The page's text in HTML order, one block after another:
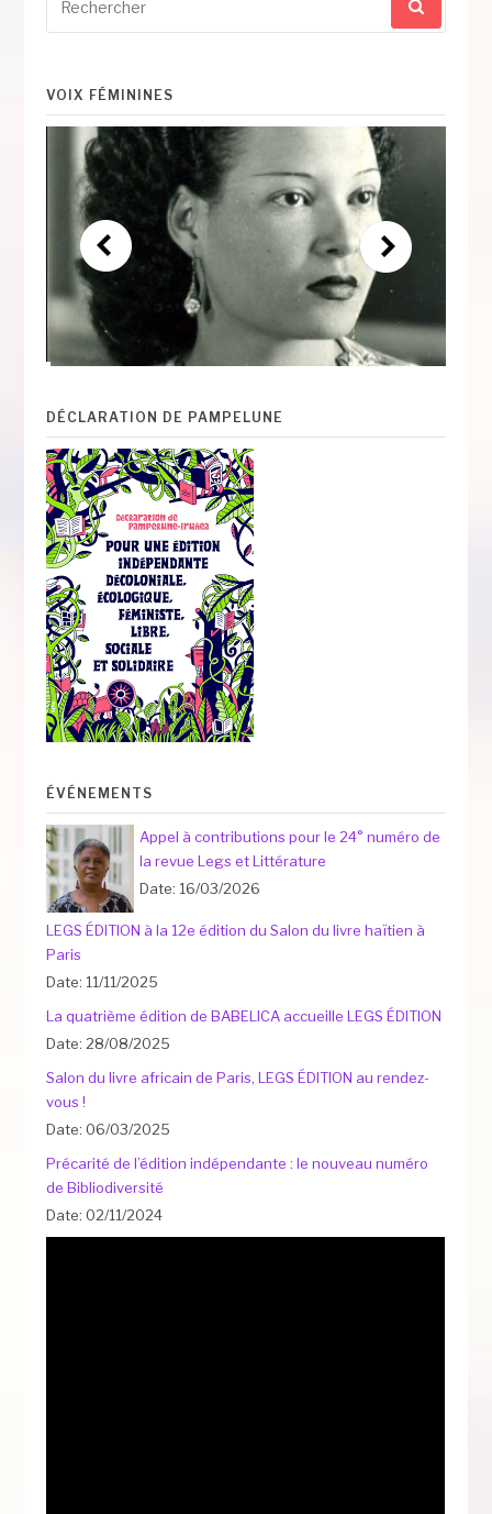
pour
:
VOIX FÉMININES
DÉCLARATION DE PAMPELUNE
ÉVÉNEMENTS
Appel à contributions pour le 24° numéro de
la revue Legs et Littérature
Date: 16/03/2026
LEGS ÉDITION à la 12e édition du Salon du livre haïtien à
Paris
Date: 11/11/2025
La quatrième édition de BABELICA accueille LEGS ÉDITION
Date: 28/08/2025
Salon du livre africain de Paris, LEGS ÉDITION au rendez-
vous !
Date: 06/03/2025
Précarité de l’édition indépendante : le nouveau numéro
de Bibliodiversité
Date: 02/11/2024